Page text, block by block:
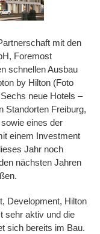
mit den
Foremost
schnellen Ausbau
by Hilton (Foto
neue Hotels –
Standorten Freiburg,
eines der
einem Investment
Jahr noch
nächsten Jahren
Development, Hilton
sehr aktiv und die
sich bereits im Bau.